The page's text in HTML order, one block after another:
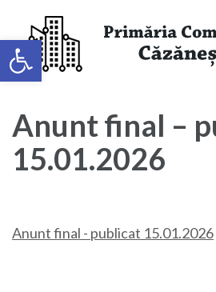
Deschide bara de unelte
conținut
(apasă
Primaria
Anunt final –
15.01.2026
Anunt final - publicat 15.01.2026